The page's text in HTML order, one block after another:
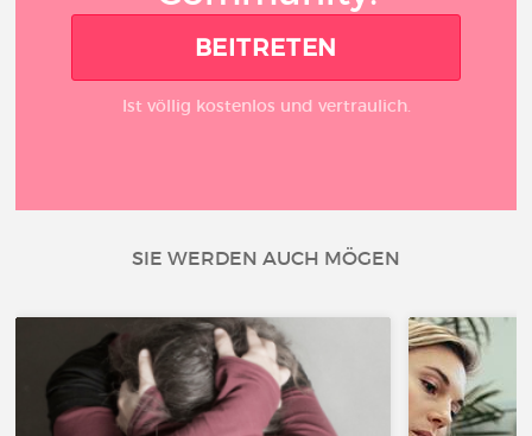
BEITRETEN
Ist völlig kostenlos und vertraulich.
SIE WERDEN AUCH MÖGEN